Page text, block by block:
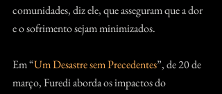
comunidades, diz ele, que asseguram que a dor
e o sofrimento sejam minimizados.
Em “Um Desastre sem Precedentes”, de 20 de
março, Furedi aborda os impactos do